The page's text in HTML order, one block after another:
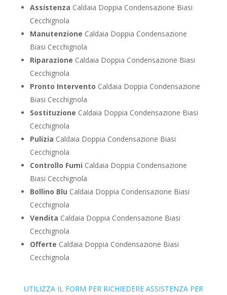
Assistenza Caldaia Doppia Condensazione Biasi
Cecchignola
Manutenzione Caldaia Doppia Condensazione
Biasi Cecchignola
Riparazione Caldaia Doppia Condensazione Biasi
Cecchignola
Pronto Intervento Caldaia Doppia Condensazione
Biasi Cecchignola
Sostituzione Caldaia Doppia Condensazione Biasi
Cecchignola
Pulizia Caldaia Doppia Condensazione Biasi
Cecchignola
Controllo Fumi Caldaia Doppia Condensazione
Biasi Cecchignola
Bollino Blu Caldaia Doppia Condensazione Biasi
Cecchignola
Vendita Caldaia Doppia Condensazione Biasi
Cecchignola
Offerte Caldaia Doppia Condensazione Biasi
Cecchignola
UTILIZZA IL FORM PER RICHIEDERE ASSISTENZA PER